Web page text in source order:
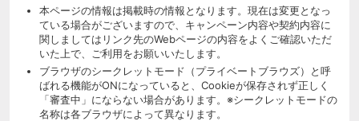
本ページの情報は掲載時の情報となります。現在は変更となっ
ている場合がございますので、キャンペーン内容や契約内容に
関しましてはリンク先のWebページの内容をよくご確認いただ
いた上で、ご利用をお願いいたします。
ブラウザのシークレットモード（プライベートブラウズ）と呼
ばれる機能がONになっていると、Cookieが保存されず正しく
「審査中」にならない場合があります。※シークレットモードの
名称は各ブラウザによって異なります。